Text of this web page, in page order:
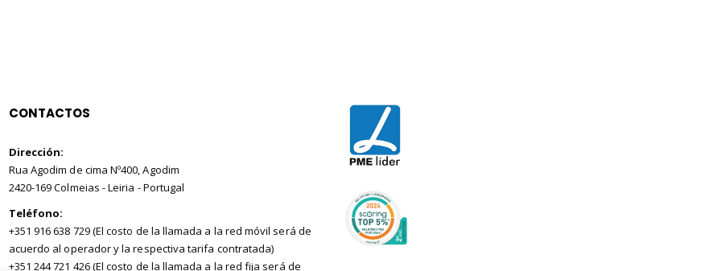
CONTACTOS
Dirección:
Rua Agodim de cima Nº400, Agodim
2420-169 Colmeias - Leiria - Portugal
Teléfono:
+351 916 638 729 (El costo de la llamada a la red móvil será de
acuerdo al operador y la respectiva tarifa contratada)
+351 244 721 426 (El costo de la llamada a la red fija será de